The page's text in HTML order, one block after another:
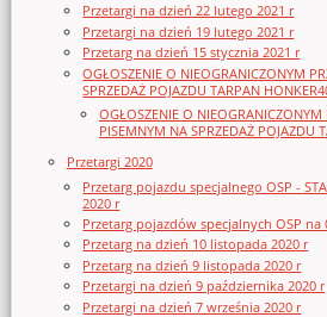
Przetargi na dzień 22 lutego 2021 r
Przetargi na dzień 19 lutego 2021 r
Przetarg na dzień 15 stycznia 2021 r
OGŁOSZENIE O NIEOGRANICZONYM
SPRZEDAŻ POJAZDU TARPAN
OGŁOSZENIE O NIEOGRANICZONYM
PISEMNYM NA SPRZEDAŻ POJAZDU
Przetargi 2020
Przetarg pojazdu specjalnego OSP -
2020 r
Przetarg pojazdów specjalnych OSP na
Przetarg na dzień 10 listopada 2020 r
Przetarg na dzień 9 listopada 2020 r
Przetargi na dzień 9 października 2020 r
Przetargi na dzień 7 września 2020 r